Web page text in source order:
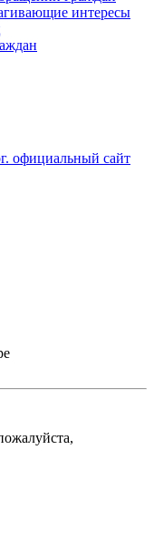
интересы
официальный сайт